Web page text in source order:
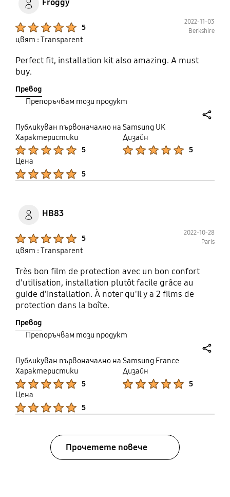
5
2022-11-03
Berkshire
цвят : Transparent
Perfect fit, installation kit also amazing. A must
buy.
Превод
Препоръчвам този продукт
Публикуван първоначално на Samsung UK
Характеристики
5
Дизайн
5
Цена
5
HB83
5
2022-10-28
Paris
цвят : Transparent
Très bon film de protection avec un bon confort
d'utilisation, installation plutôt facile grâce au
guide d'installation. À noter qu'il y a 2 films de
protection dans la boîte.
Превод
Препоръчвам този продукт
Публикуван първоначално на Samsung France
Характеристики
5
Дизайн
5
Цена
5
Прочетете повече